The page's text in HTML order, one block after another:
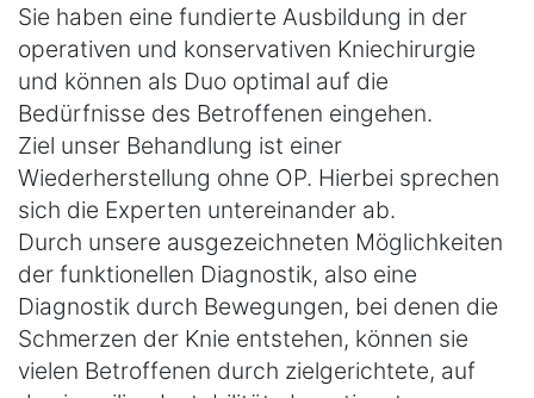
Sie haben eine fundierte Ausbildung in der
operativen und konservativen Kniechirurgie
und können als Duo optimal auf die
Bedürfnisse des Betroffenen eingehen.
Ziel unser Behandlung ist einer
Wiederherstellung ohne OP. Hierbei sprechen
sich die Experten untereinander ab.
Durch unsere ausgezeichneten Möglichkeiten
der funktionellen Diagnostik, also eine
Diagnostik durch Bewegungen, bei denen die
Schmerzen der Knie entstehen, können sie
vielen Betroffenen durch zielgerichtete, auf